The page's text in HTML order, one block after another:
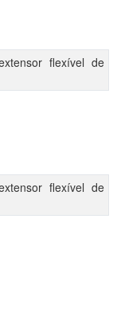
flexível de
flexível de